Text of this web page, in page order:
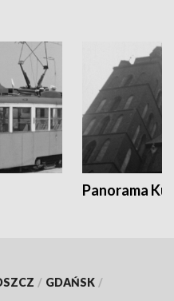
Panorama
/ GDAŃSK /